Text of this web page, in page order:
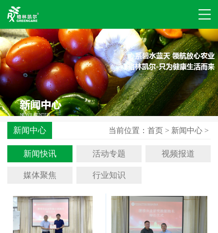
新闻中心 当前位置：首页 > 新闻中心 >
新闻快讯 活动专题 视频报道
媒体聚焦 行业知识